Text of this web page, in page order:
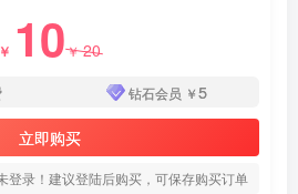
￥ 10￥20
钻石会员 ￥5
立即购买
登录！建议登陆后购买，可保存购买订单